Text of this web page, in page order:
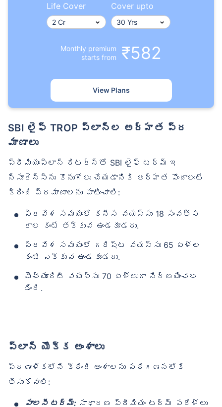
Life Cover Cover upto
Monthly premium
starts from
₹582
View Plans
SBI లైఫ్ TROP ప్లాన్‌ల అర్హత ప్ర
మాణాలు
ప్రీమియంప్లాన్ రిటర్న్‌తో SBI లైఫ్ టర్మ్ ఇ
న్సూరెన్స్‌ను కొనుగోలు చేయడానికి అర్హత పొందాలంటే
క్రింది ప్రమాణాలను పాటించాలి:
ప్రవేశ సమయంలో కనీస వయస్సు 18 సంవత్స
రాల కంటే తక్కువ ఉండకూడదు.
ప్రవేశ సమయంలో గరిష్ట వయస్సు 65 ఏళ్ల
కంటే ఎక్కువ ఉండకూడదు.
మెచ్యూరిటీ వయస్సు 70 ఏళ్లుగా నిర్ణయించబ
డింది.
ప్లాన్ యొక్క అంశాలు
ప్రణాళికలోని క్రింది అంశాలను పరిగణనలోకి
తీసుకోవాలి:
పాలసీ టర్మ్: సాధారణ ప్రీమియం టర్మ్ పదేళ్లు